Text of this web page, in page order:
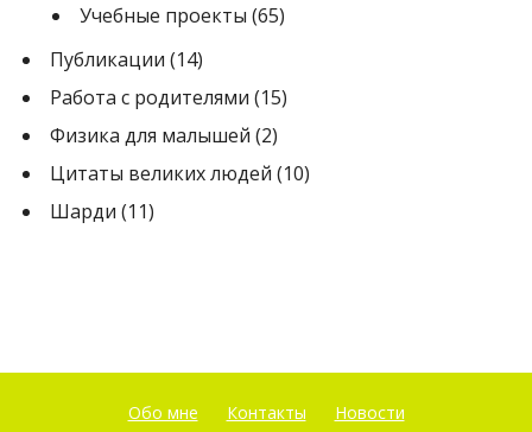
Учебные проекты (65)
Публикации (14)
Работа с родителями (15)
Физика для малышей (2)
Цитаты великих людей (10)
Шарди (11)
Обо мне Контакты
Новости